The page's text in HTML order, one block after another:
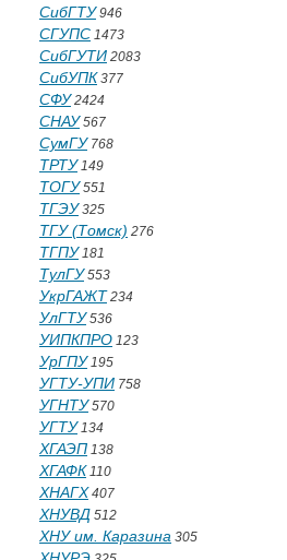
СибГТУ946
СГУПС 1473
СибГУТИ 2083
СибУПК 377
СФУ2424
СНАУ567
СумГУ768
ТРТУ149
ТОГУ551
ТГЭУ325
ТГУ (Томск) 276
ТГПУ181
ТулГУ553
УкрГАЖТ 234
УлГТУ536
УИПКПРО 123
УрГПУ195
УГТУ-УПИ 758
УГНТУ570
УГТУ134
ХГАЭП 138
ХГАФК 110
ХНАГХ 407
ХНУВД 512
ХНУ им. Каразина 305